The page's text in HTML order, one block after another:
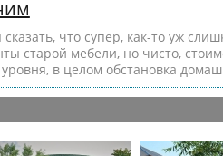
сказать, что супер, как-то уж
старой мебели, но чисто,
уровня, в целом обстановка